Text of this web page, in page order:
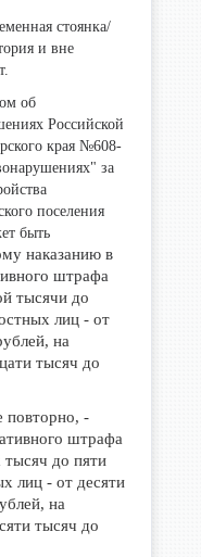
стоянка/
и вне
об
Российской
края №608-
за
поселения
быть
наказанию в
штрафа
тысячи до
лиц - от
на
тысяч до
повторно, -
штрафа
тысяч до пяти
лиц - от десяти
на
тысяч до